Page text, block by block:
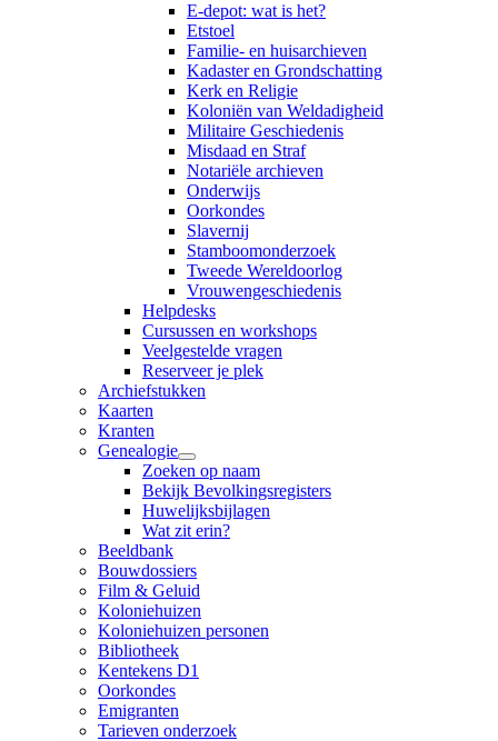
E-depot: wat is het?
Etstoel
Familie- en huisarchieven
Kadaster en Grondschatting
Kerk en Religie
Koloniën van Weldadigheid
Militaire Geschiedenis
Misdaad en Straf
Notariële archieven
Onderwijs
Oorkondes
Slavernij
Stamboomonderzoek
Tweede Wereldoorlog
Vrouwengeschiedenis
Helpdesks
Cursussen en workshops
Veelgestelde vragen
Reserveer je plek
Archiefstukken
Kaarten
Kranten
Genealogie
Zoeken op naam
Bekijk Bevolkingsregisters
Huwelijksbijlagen
Wat zit erin?
Beeldbank
Bouwdossiers
Film & Geluid
Koloniehuizen
Koloniehuizen personen
Bibliotheek
Kentekens D1
Oorkondes
Emigranten
Tarieven onderzoek